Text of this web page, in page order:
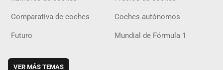
Comparativa de coches Coches autónomos
Futuro Mundial de Fórmula 1
VER MÁS TEMAS